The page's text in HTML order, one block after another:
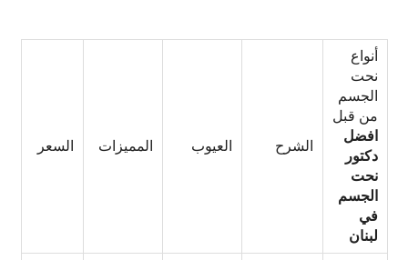
أنواع
نحت
الجسم
من قبل
افضل
دكتور
نحت
الجسم
في
لبنان
الشرح العيوب المميزات السعر